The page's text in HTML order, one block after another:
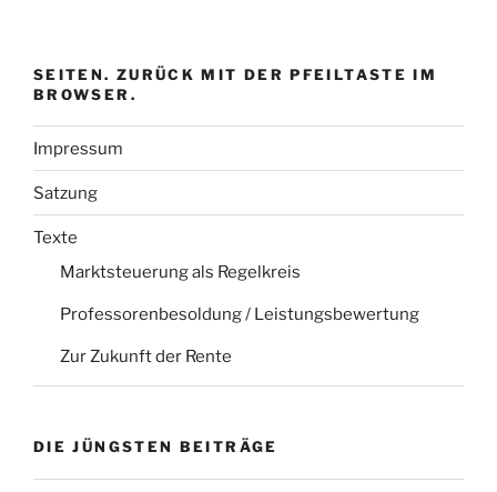
SEITEN. ZURÜCK MIT DER PFEILTASTE IM
BROWSER.
Impressum
Satzung
Texte
Marktsteuerung als Regelkreis
Professorenbesoldung / Leistungsbewertung
Zur Zukunft der Rente
DIE JÜNGSTEN BEITRÄGE